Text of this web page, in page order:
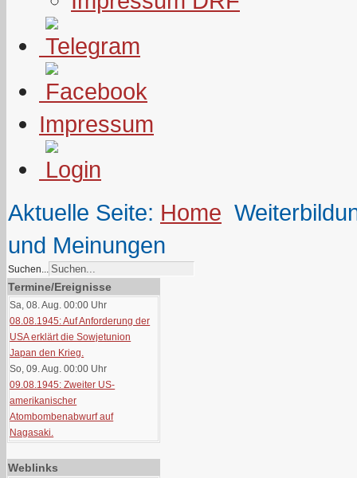
Impressum
Aktuelle Seite: Home
und Meinungen
Suchen...
Termine/Ereignisse
Sa, 08. Aug. 00:00 Uhr
08.08.1945: Auf Anforderung der
USA erklärt die Sowjetunion
Japan den Krieg.
So, 09. Aug. 00:00 Uhr
09.08.1945: Zweiter US-
amerikanischer
Atombombenabwurf auf
Nagasaki.
Weblinks